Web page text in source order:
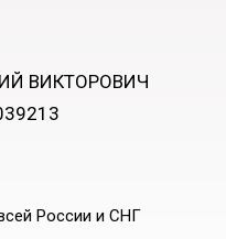
России и СНГ
ВИКТОРОВИЧ